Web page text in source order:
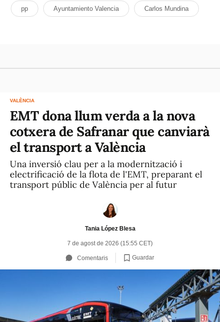
pp Ayuntamiento Valencia Carlos Mundina
VALÈNCIA
EMT dona llum verda a la nova
cotxera de Safranar que canviarà
el transport a València
Una inversió clau per a la modernització i
electrificació de la flota de l'EMT, preparant el
transport públic de València per al futur
Tania López Blesa
7 de agost de 2026 (15:55 CET)
Comentaris Guardar